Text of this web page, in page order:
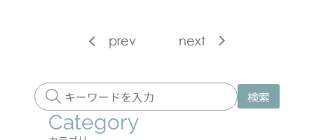
prev next
検索
Category